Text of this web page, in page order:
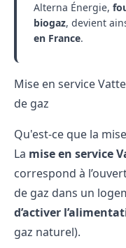
Alterna Énergie,
biogaz, devient
en France.
Mise en service
de gaz
Qu'est-ce que la
La mise en service
correspond à
de gaz dans un
d’activer
gaz naturel).